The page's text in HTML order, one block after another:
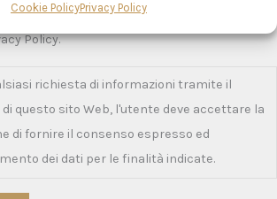
Cookie PolicyPrivacy Policy
Policy.
richiesta di informazioni tramite il
questo sito Web, l'utente deve accettare la
di fornire il consenso espresso ed
dei dati per le finalità indicate.